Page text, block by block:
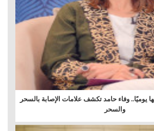
يوميًا.. وفاء حامد تكشف علامات الإصابة بالسحر
والسحر